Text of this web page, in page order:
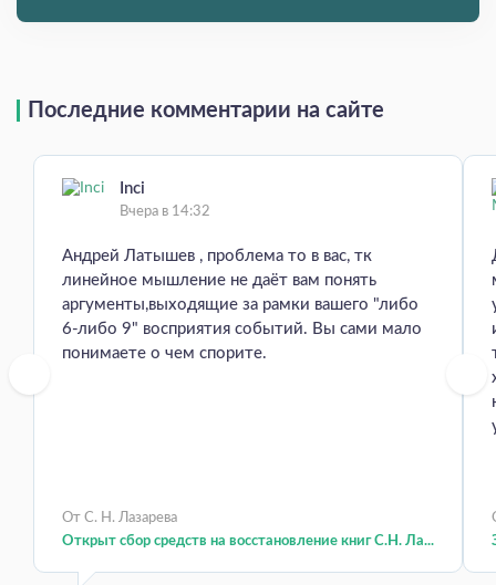
Последние комментарии на сайте
Inci
Вчера в 14:32
Андрей Латышев , проблема то в вас, тк
линейное мышление не даёт вам понять
аргументы,выходящие за рамки вашего "либо
6-либо 9" восприятия событий. Вы сами мало
понимаете о чем спорите.
От С. Н. Лазарева
Открыт сбор средств на восстановление книг С.Н. Ла...